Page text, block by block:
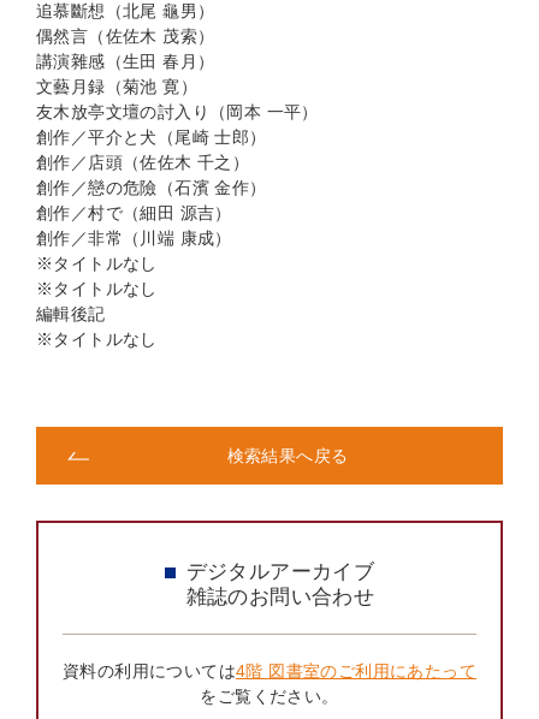
追慕斷想（北尾 龜男）
偶然言（佐佐木 茂索）
講演雜感（生田 春月）
文藝月録（菊池 寛）
友木放亭文壇の討入り（岡本 一平）
創作／平介と犬（尾崎 士郎）
創作／店頭（佐佐木 千之）
創作／戀の危險（石濱 金作）
創作／村で（細田 源吉）
創作／非常（川端 康成）
※タイトルなし
※タイトルなし
編輯後記
※タイトルなし
検索結果へ戻る
デジタルアーカイブ
雑誌のお問い合わせ
資料の利用については4階 図書室のご利用にあたって
をご覧ください。